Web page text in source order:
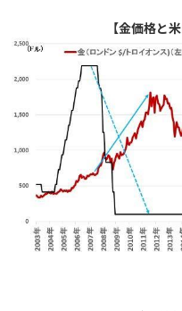
【金価格と